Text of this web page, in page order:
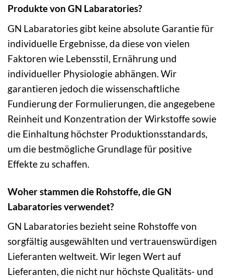
Produkte von GN Labaratories?
GN Labaratories gibt keine absolute Garantie für
individuelle Ergebnisse, da diese von vielen
Faktoren wie Lebensstil, Ernährung und
individueller Physiologie abhängen. Wir
garantieren jedoch die wissenschaftliche
Fundierung der Formulierungen, die angegebene
Reinheit und Konzentration der Wirkstoffe sowie
die Einhaltung höchster Produktionsstandards,
um die bestmögliche Grundlage für positive
Effekte zu schaffen.
Woher stammen die Rohstoffe, die GN
Labaratories verwendet?
GN Labaratories bezieht seine Rohstoffe von
sorgfältig ausgewählten und vertrauenswürdigen
Lieferanten weltweit. Wir legen Wert auf
Lieferanten, die nicht nur höchste Qualitäts- und